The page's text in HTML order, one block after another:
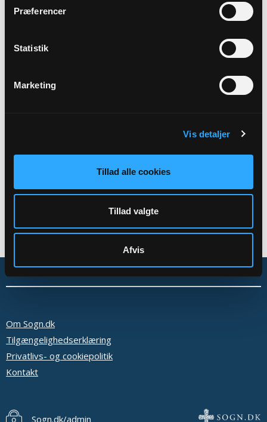
Præferencer
Statistik
Marketing
Vis detaljer
Tillad alle cookies
Tillad valgte
Afvis
Beskrivelse
Har du lyst til at læse Bibelen sammen med andre, er du
velkommen til Bibel- læsegruppe i Flade konfirmandstue. Vi
giver os i første omgang i kast med Markusevangeliet. Vi
19.00 2. juni 19.00 16. juni 19.00 Vi byder på kaffe/te og lidt
dertil.
Om Sogn.dk
Tilgængelighedserklæring
Privatlivs- og cookiepolitik
Kontakt
Sogn.dk/admin